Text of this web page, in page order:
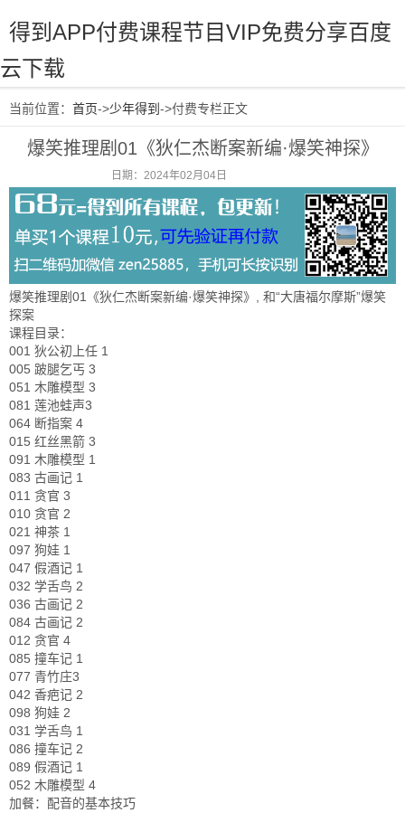
得到APP付费课程节目VIP免费分享百度
云下载
当前位置： 首页->少年得到 ->付费专栏正文
爆笑推理剧01《狄仁杰断案新编·爆笑神探》
日期：2024年02月04日
爆笑推理剧01《狄仁杰断案新编·爆笑神探》, 和“大唐福尔摩斯”爆笑
探案
课程目录：
001 狄公初上任 1
005 跛腿乞丐 3
051 木雕模型 3
081 莲池蛙声3
064 断指案 4
015 红丝黑箭 3
091 木雕模型 1
083 古画记 1
011 贪官 3
010 贪官 2
021 神茶 1
097 狗娃 1
047 假酒记 1
032 学舌鸟 2
036 古画记 2
084 古画记 2
012 贪官 4
085 撞车记 1
077 青竹庄3
042 香疤记 2
098 狗娃 2
031 学舌鸟 1
086 撞车记 2
089 假酒记 1
052 木雕模型 4
加餐：配音的基本技巧